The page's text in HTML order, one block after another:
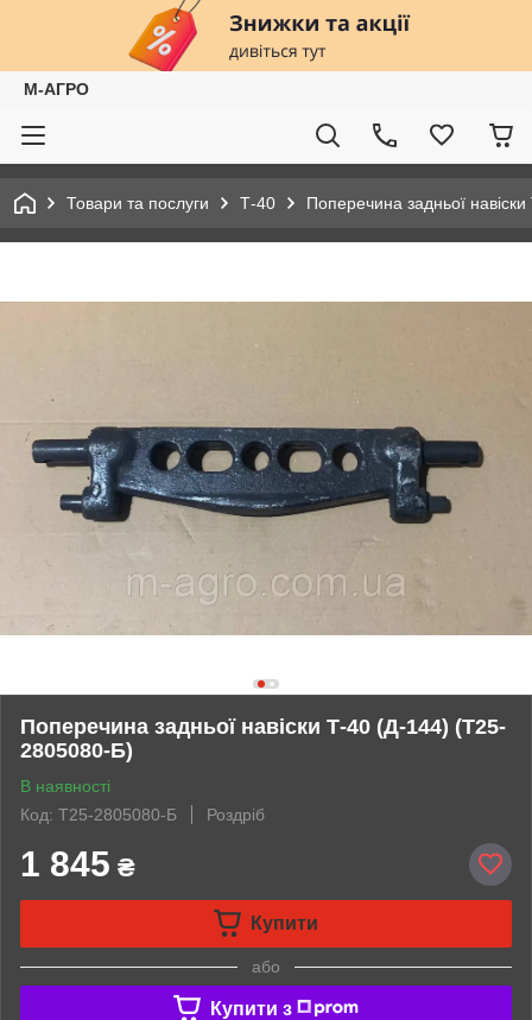
М-АГРО
Товари та послуги Т-40 Поперечина задньої
Поперечина задньої навіски Т-40 (Д-144) (Т25-
2805080-Б)
В наявності
Код: Т25-2805080-Б
Роздріб
1 845 ₴
Купити
або
Купити з